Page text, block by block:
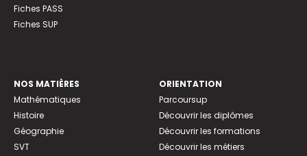
Fiches PASS
Fiches SUP
NOS MATIÈRES
Mathématiques
Histoire
Géographie
SVT
ORIENTATION
Parcoursup
Découvrir les diplômes
Découvrir les formations
Découvrir les métiers